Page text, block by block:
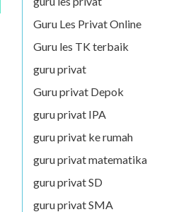
Guru Les Privat Online
Guru les TK terbaik
guru privat
Guru privat Depok
guru privat IPA
guru privat ke rumah
guru privat matematika
guru privat SD
guru privat SMA